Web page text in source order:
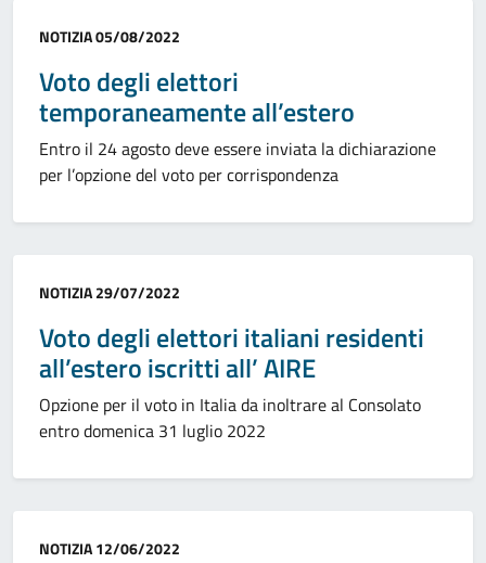
Categoria:
NOTIZIA05/08/2022
Voto degli elettori
temporaneamente all’estero
Entro il 24 agosto deve essere inviata la dichiarazione
per l’opzione del voto per corrispondenza
Categoria:
NOTIZIA29/07/2022
Voto degli elettori italiani residenti
all’estero iscritti all’ AIRE
Opzione per il voto in Italia da inoltrare al Consolato
entro domenica 31 luglio 2022
Categoria:
NOTIZIA12/06/2022